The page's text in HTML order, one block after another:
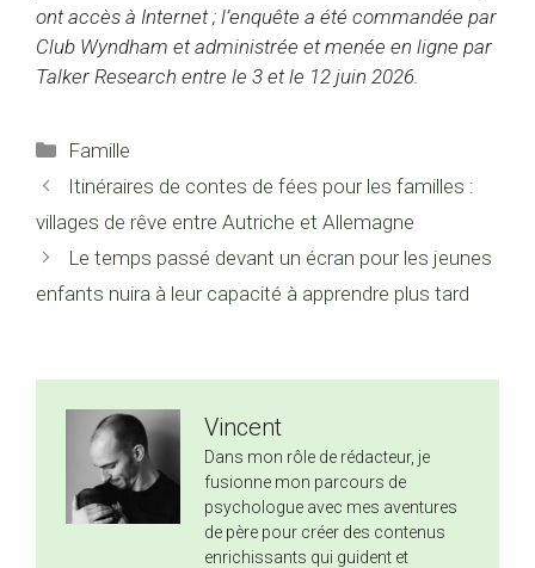
ont accès à Internet ; l’enquête a été commandée par
Club Wyndham et administrée et menée en ligne par
Talker Research entre le 3 et le 12 juin 2026.
Catégories
Famille
Itinéraires de contes de fées pour les familles :
villages de rêve entre Autriche et Allemagne
Le temps passé devant un écran pour les jeunes
enfants nuira à leur capacité à apprendre plus tard
Vincent
Dans mon rôle de rédacteur, je
fusionne mon parcours de
psychologue avec mes aventures
de père pour créer des contenus
enrichissants qui guident et